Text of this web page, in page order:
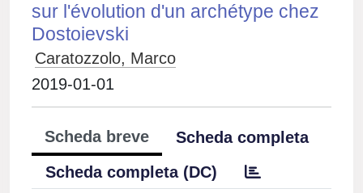
sur l'évolution d'un archétype chez
Dostoievski
Caratozzolo, Marco
2019-01-01
Scheda breve
Scheda completa
Scheda completa (DC)